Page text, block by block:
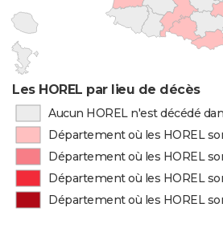
Les HOREL par lieu de décès
Aucun HOREL n'est décédé
Département où les HOREL
Département où les HOREL
Département où les HOREL
Département où les HOREL